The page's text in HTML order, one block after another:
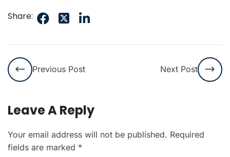
Share:
Previous Post Next Post
Leave A Reply
Your email address will not be published. Required
fields are marked *